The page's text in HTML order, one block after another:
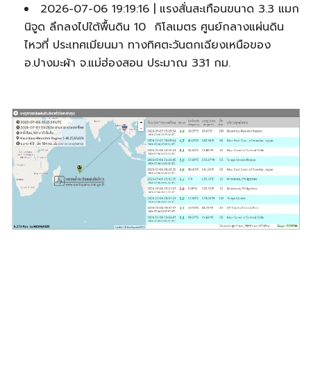
2026-07-06 19:19:16 | แรงสั่นสะเทือนขนาด 3.3 แมก
นิจูด ลึกลงไปใต้พื้นดิน 10 กิโลเมตร ศูนย์กลางแผ่นดิน
ไหวที่ ประเทศเมียนมา ทางทิศตะวันตกเฉียงเหนือของ
อ.ปางมะผ้า จ.แม่ฮ่องสอน ประมาณ 331 กม.